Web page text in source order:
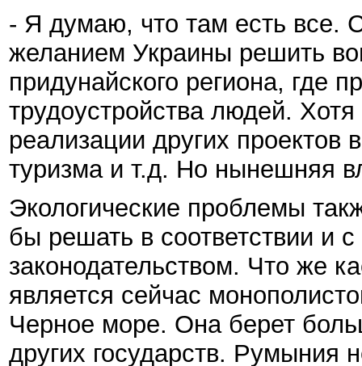
- Я думаю, что там есть все.
желанием Украины решить
придунайского региона, где
трудоустройства людей.
реализации других
туризма и т.д. Но нынешняя
Экологические проблемы
бы решать в соответствии
законодательством. Что же
является сейчас
Черное море. Она берет
других государств. Румыния